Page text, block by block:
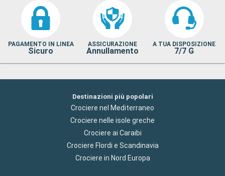
PAGAMENTO IN LINEA
Sicuro
ASSICURAZIONE
Annullamento
A TUA DISPOSIZIONE
7/7 G
Destinazioni più popolari
Crociere nel Mediterraneo
Crociere nelle isole greche
Crociere ai Caraibi
Crociere Flordi e Scandinavia
Crociere in Nord Europa